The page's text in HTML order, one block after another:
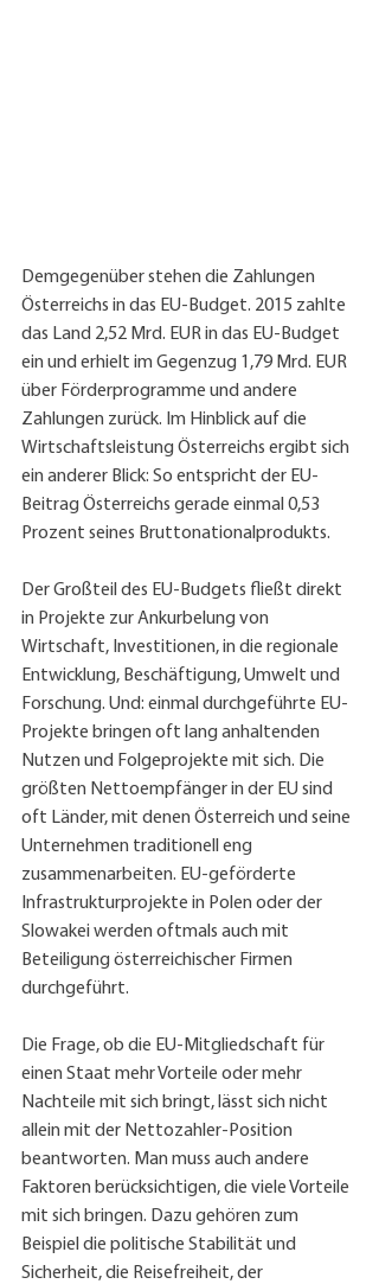
Demgegenüber stehen die Zahlungen
Österreichs in das EU-Budget. 2015 zahlte
das Land 2,52 Mrd. EUR in das EU-Budget
ein und erhielt im Gegenzug 1,79 Mrd. EUR
über Förderprogramme und andere
Zahlungen zurück. Im Hinblick auf die
Wirtschaftsleistung Österreichs ergibt sich
ein anderer Blick: So entspricht der EU-
Beitrag Österreichs gerade einmal 0,53
Prozent seines Bruttonationalprodukts.
Der Großteil des EU-Budgets fließt direkt
in Projekte zur Ankurbelung von
Wirtschaft, Investitionen, in die regionale
Entwicklung, Beschäftigung, Umwelt und
Forschung. Und: einmal durchgeführte EU-
Projekte bringen oft lang anhaltenden
Nutzen und Folgeprojekte mit sich. Die
größten Nettoempfänger in der EU sind
oft Länder, mit denen Österreich und seine
Unternehmen traditionell eng
zusammenarbeiten. EU-geförderte
Infrastrukturprojekte in Polen oder der
Slowakei werden oftmals auch mit
Beteiligung österreichischer Firmen
durchgeführt.
Die Frage, ob die EU-Mitgliedschaft für
einen Staat mehr Vorteile oder mehr
Nachteile mit sich bringt, lässt sich nicht
allein mit der Nettozahler-Position
beantworten. Man muss auch andere
Faktoren berücksichtigen, die viele Vorteile
mit sich bringen. Dazu gehören zum
Beispiel die politische Stabilität und
Sicherheit, die Reisefreiheit, der